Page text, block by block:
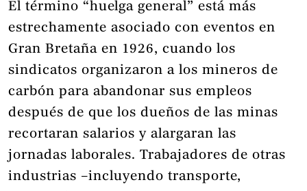
El término “huelga general” está más
estrechamente asociado con eventos en
Gran Bretaña en 1926, cuando los
sindicatos organizaron a los mineros de
carbón para abandonar sus empleos
después de que los dueños de las minas
recortaran salarios y alargaran las
jornadas laborales. Trabajadores de otras
industrias –incluyendo transporte,